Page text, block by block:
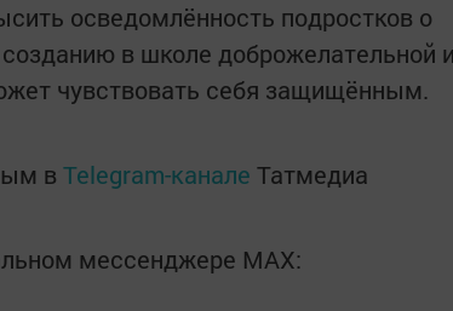
осведомлённость подростков о
в школе доброжелательной
чувствовать себя защищённым.
в Telegram-канале Татмедиа
мессенджере MАХ: